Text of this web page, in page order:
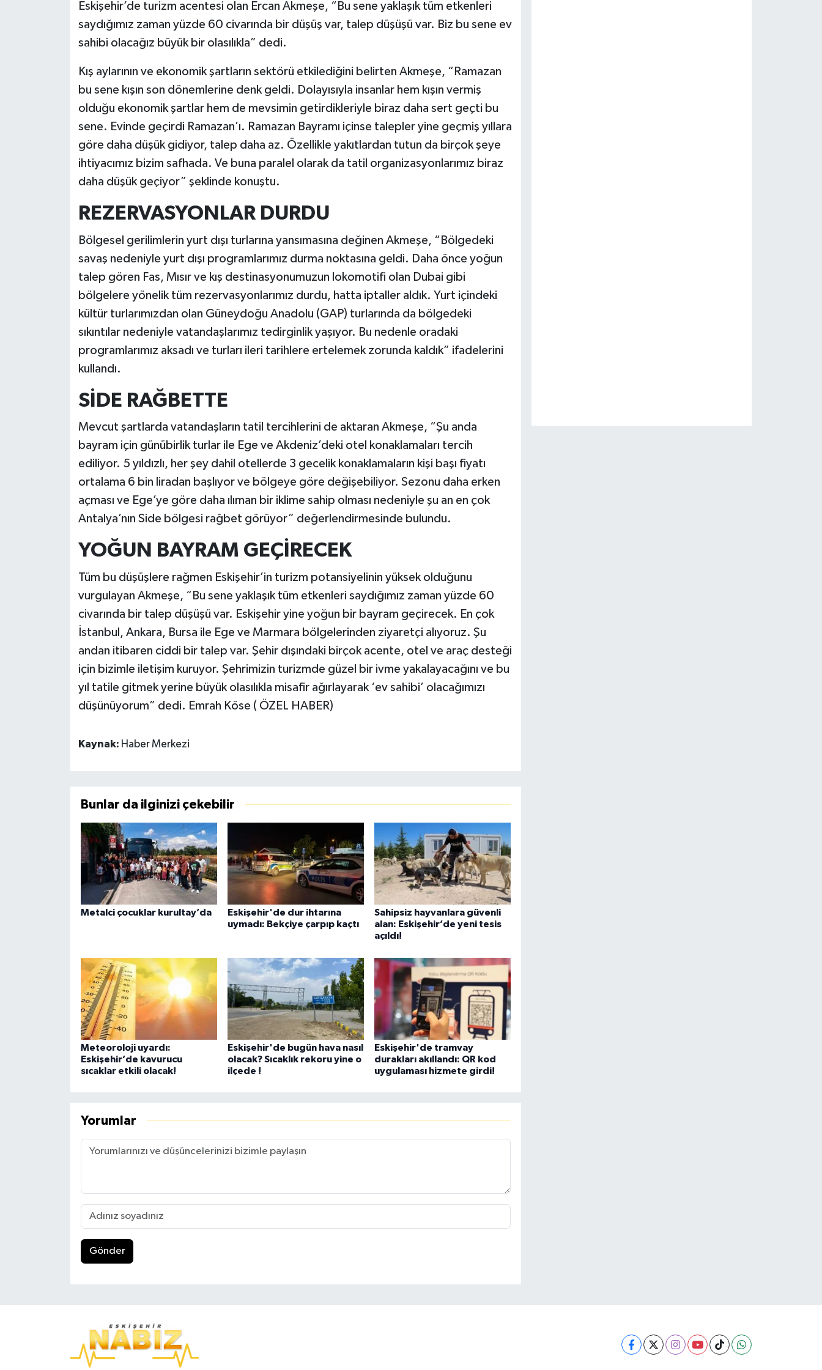
​Eskişehir’de turizm acentesi olan Ercan Akmeşe, “Bu sene yaklaşık tüm etkenleri
saydığımız zaman yüzde 60 civarında bir düşüş var, talep düşüşü var. Biz bu sene ev
sahibi olacağız büyük bir olasılıkla” dedi.
Kış aylarının ve ekonomik şartların sektörü etkilediğini belirten Akmeşe, “Ramazan
bu sene kışın son dönemlerine denk geldi. Dolayısıyla insanlar hem kışın vermiş
olduğu ekonomik şartlar hem de mevsimin getirdikleriyle biraz daha sert geçti bu
sene. Evinde geçirdi Ramazan’ı. Ramazan Bayramı içinse talepler yine geçmiş yıllara
göre daha düşük gidiyor, talep daha az. Özellikle yakıtlardan tutun da birçok şeye
ihtiyacımız bizim safhada. Ve buna paralel olarak da tatil organizasyonlarımız biraz
daha düşük geçiyor” şeklinde konuştu.
REZERVASYONLAR DURDU
Bölgesel gerilimlerin yurt dışı turlarına yansımasına değinen Akmeşe, “Bölgedeki
savaş nedeniyle yurt dışı programlarımız durma noktasına geldi. Daha önce yoğun
talep gören Fas, Mısır ve kış destinasyonumuzun lokomotifi olan Dubai gibi
bölgelere yönelik tüm rezervasyonlarımız durdu, hatta iptaller aldık. Yurt içindeki
kültür turlarımızdan olan Güneydoğu Anadolu (GAP) turlarında da bölgedeki
sıkıntılar nedeniyle vatandaşlarımız tedirginlik yaşıyor. Bu nedenle oradaki
programlarımız aksadı ve turları ileri tarihlere ertelemek zorunda kaldık” ifadelerini
kullandı.
SİDE RAĞBETTE
​Mevcut şartlarda vatandaşların tatil tercihlerini de aktaran Akmeşe, “Şu anda
bayram için günübirlik turlar ile Ege ve Akdeniz’deki otel konaklamaları tercih
ediliyor. 5 yıldızlı, her şey dahil otellerde 3 gecelik konaklamaların kişi başı fiyatı
ortalama 6 bin liradan başlıyor ve bölgeye göre değişebiliyor. Sezonu daha erken
açması ve Ege’ye göre daha ılıman bir iklime sahip olması nedeniyle şu an en çok
Antalya’nın Side bölgesi rağbet görüyor” değerlendirmesinde bulundu.
YOĞUN BAYRAM GEÇİRECEK
​Tüm bu düşüşlere rağmen Eskişehir’in turizm potansiyelinin yüksek olduğunu
vurgulayan Akmeşe, “Bu sene yaklaşık tüm etkenleri saydığımız zaman yüzde 60
civarında bir talep düşüşü var. Eskişehir yine yoğun bir bayram geçirecek. En çok
İstanbul, Ankara, Bursa ile Ege ve Marmara bölgelerinden ziyaretçi alıyoruz. Şu
andan itibaren ciddi bir talep var. Şehir dışındaki birçok acente, otel ve araç desteği
için bizimle iletişim kuruyor. Şehrimizin turizmde güzel bir ivme yakalayacağını ve bu
yıl tatile gitmek yerine büyük olasılıkla misafir ağırlayarak ‘ev sahibi’ olacağımızı
düşünüyorum” dedi. Emrah Köse ( ÖZEL HABER)
Kaynak: Haber Merkezi
Bunlar da ilginizi çekebilir
Metalci çocuklar kurultay’da
Eskişehir'de dur ihtarına
uymadı: Bekçiye çarpıp kaçtı
Sahipsiz hayvanlara güvenli
alan: Eskişehir’de yeni tesis
açıldı!
Meteoroloji uyardı:
Eskişehir’de kavurucu
sıcaklar etkili olacak!
Eskişehir'de bugün hava nasıl
olacak? Sıcaklık rekoru yine o
ilçede !
Eskişehir'de tramvay
durakları akıllandı: QR kod
uygulaması hizmete girdi!
Yorumlar
Gönder